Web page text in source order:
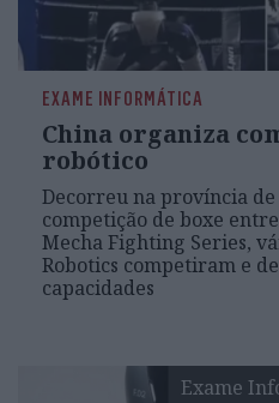
EXAME INFORMÁTICA
China organiza
robótico
Decorreu na província
competição de boxe
Mecha Fighting Series,
Robotics competiram e
capacidades
Exame